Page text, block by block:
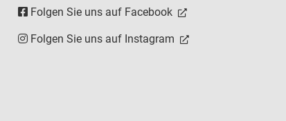
Folgen Sie uns auf Facebook
Folgen Sie uns auf Instagram